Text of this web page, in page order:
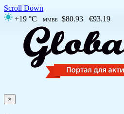
Scroll Down
+19 °C
ММВБ $80.93 €93.19
×